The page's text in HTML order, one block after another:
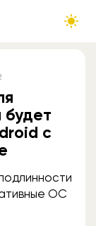
будет
с
ОС